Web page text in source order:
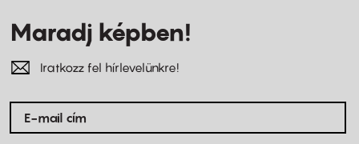
Maradj képben!
Iratkozz fel hírlevelünkre!